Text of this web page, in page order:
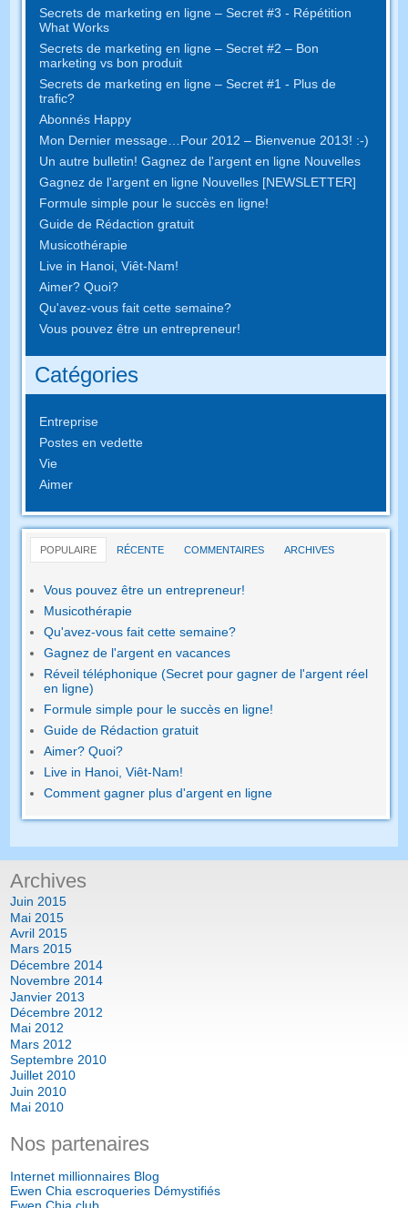
Secrets de marketing en ligne – Secret #3 - Répétition
What Works
Secrets de marketing en ligne – Secret #2 – Bon
marketing vs bon produit
Secrets de marketing en ligne – Secret #1 - Plus de
trafic?
Abonnés Happy
Mon Dernier message…Pour 2012 – Bienvenue 2013! :-)
Un autre bulletin! Gagnez de l'argent en ligne Nouvelles
Gagnez de l'argent en ligne Nouvelles [NEWSLETTER]
Formule simple pour le succès en ligne!
Guide de Rédaction gratuit
Musicothérapie
Live in Hanoi, Viêt-Nam!
Aimer? Quoi?
Qu'avez-vous fait cette semaine?
Vous pouvez être un entrepreneur!
Catégories
Entreprise
Postes en vedette
Vie
Aimer
POPULAIRE RÉCENTE COMMENTAIRES ARCHIVES
Vous pouvez être un entrepreneur!
Musicothérapie
Qu'avez-vous fait cette semaine?
Gagnez de l'argent en vacances
Réveil téléphonique (Secret pour gagner de l'argent réel
en ligne)
Formule simple pour le succès en ligne!
Guide de Rédaction gratuit
Aimer? Quoi?
Live in Hanoi, Viêt-Nam!
Comment gagner plus d'argent en ligne
Archives
Juin 2015
Mai 2015
Avril 2015
Mars 2015
Décembre 2014
Novembre 2014
Janvier 2013
Décembre 2012
Mai 2012
Mars 2012
Septembre 2010
Juillet 2010
Juin 2010
Mai 2010
Nos partenaires
Internet millionnaires Blog
Ewen Chia escroqueries Démystifiés